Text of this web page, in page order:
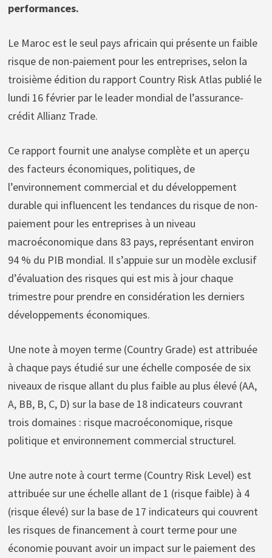
performances.
Le Maroc est le seul pays africain qui présente un faible
risque de non-paiement pour les entreprises, selon la
troisième édition du rapport Country Risk Atlas publié le
lundi 16 février par le leader mondial de l’assurance-
crédit Allianz Trade.
Ce rapport fournit une analyse complète et un aperçu
des facteurs économiques, politiques, de
l’environnement commercial et du développement
durable qui influencent les tendances du risque de non-
paiement pour les entreprises à un niveau
macroéconomique dans 83 pays, représentant environ
94 % du PIB mondial. Il s’appuie sur un modèle exclusif
d’évaluation des risques qui est mis à jour chaque
trimestre pour prendre en considération les derniers
développements économiques.
Une note à moyen terme (Country Grade) est attribuée
à chaque pays étudié sur une échelle composée de six
niveaux de risque allant du plus faible au plus élevé (AA,
A, BB, B, C, D) sur la base de 18 indicateurs couvrant
trois domaines : risque macroéconomique, risque
politique et environnement commercial structurel.
Une autre note à court terme (Country Risk Level) est
attribuée sur une échelle allant de 1 (risque faible) à 4
(risque élevé) sur la base de 17 indicateurs qui couvrent
les risques de financement à court terme pour une
économie pouvant avoir un impact sur le paiement des